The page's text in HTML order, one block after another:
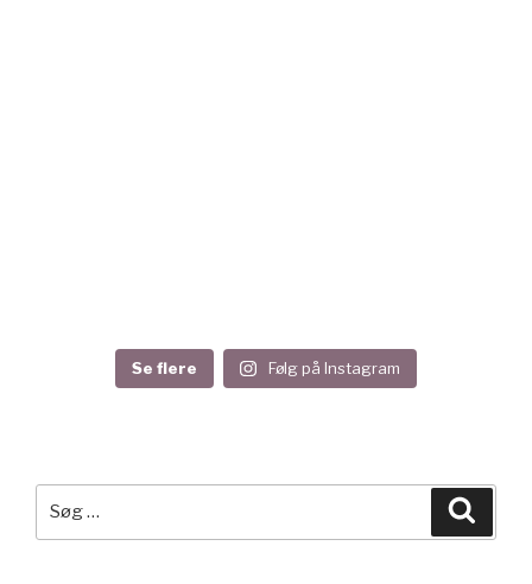
Se flere Følg på Instagram